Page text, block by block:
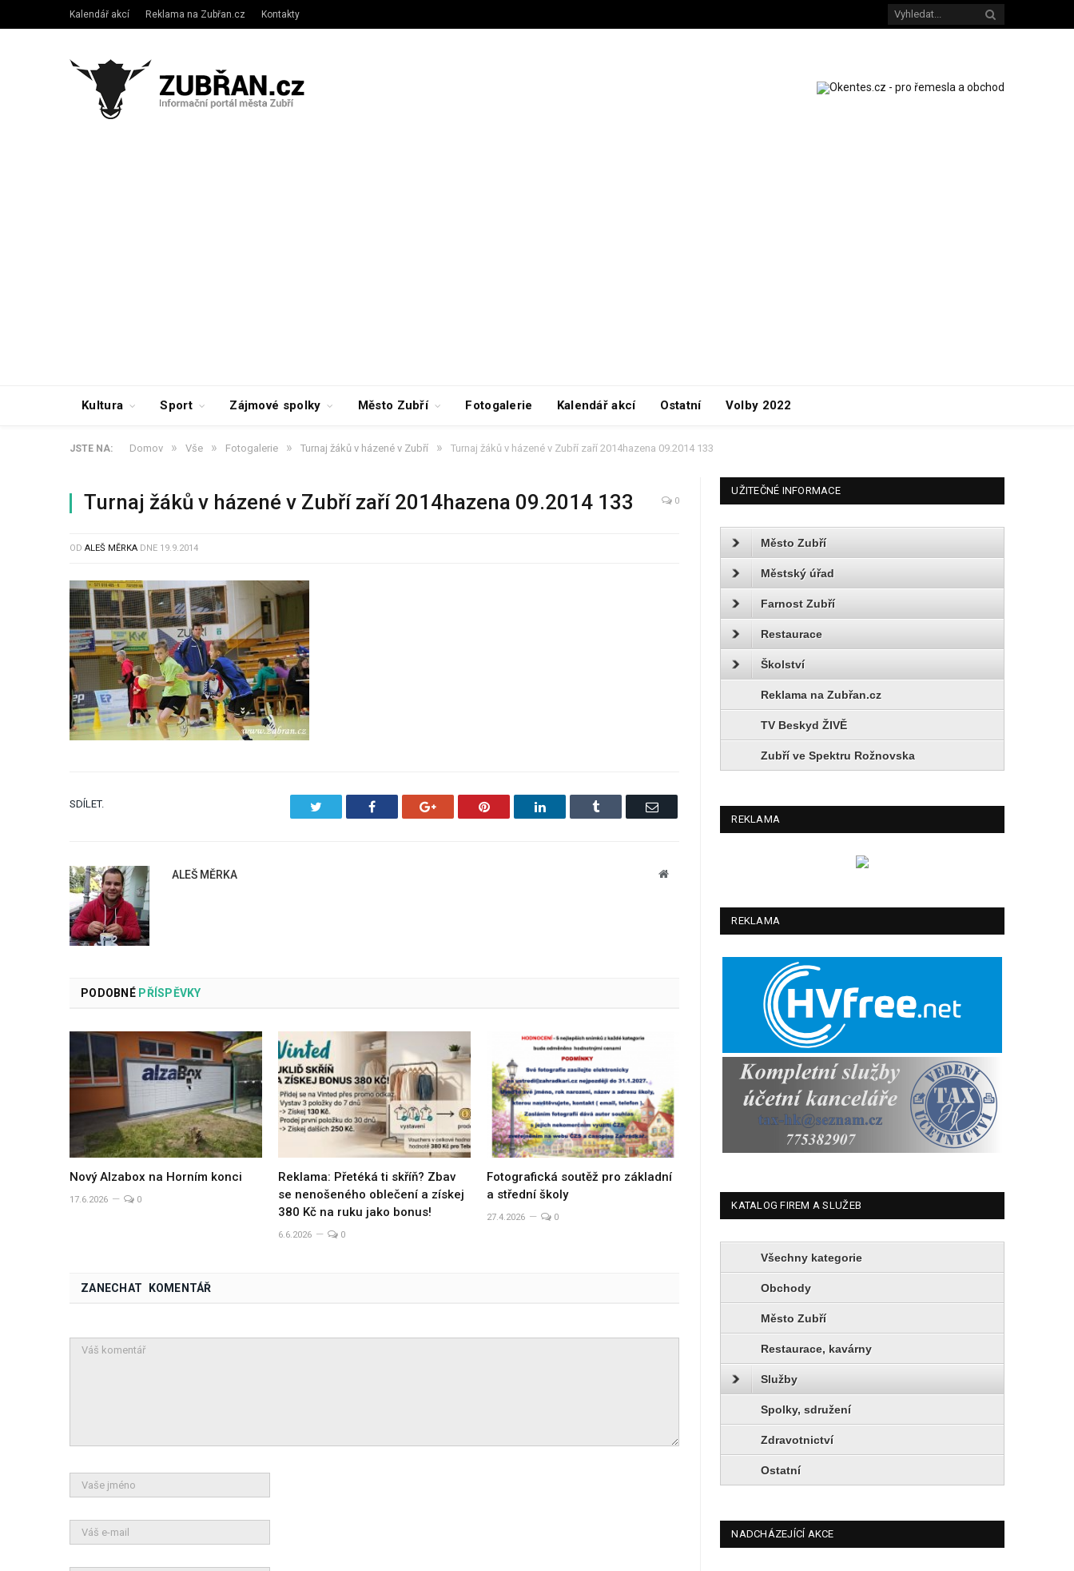
Kalendář akcí Reklama na Zubřan.cz Kontakty
Kultura Sport Zájmové spolky Město Zubří Fotogalerie Kalendář akcí Ostatní Volby 2022
JSTE NA: Domov » Vše » Fotogalerie » Turnaj žáků v házené v Zubří » Turnaj žáků v házené v Zubří zaří 2014hazena 09.2014 133
Turnaj žáků v házené v Zubří zaří 2014hazena 09.2014 133 0
OD ALEŠ MĚRKA DNE 19.9.2014
SDÍLET. Facebook Google+ Pinterest LinkedIn Tumblr Email
ALEŠ MĚRKA Website
PODOBNÉPŘÍSPĚVKY
Nový Alzabox na Horním konci
17.6.2026 0
Reklama: Přetéká ti skříň? Zbav
se nenošeného oblečení a získej
380 Kč na ruku jako bonus!
6.6.2026 0
Fotografická soutěž pro základní
a střední školy
27.4.2026 0
ZANECHAT KOMENTÁŘ
UŽITEČNÉ INFORMACE
Město Zubří
Městský úřad
Farnost Zubří
Restaurace
Školství
Reklama na Zubřan.cz
TV Beskyd ŽIVĚ
Zubří ve Spektru Rožnovska
REKLAMA
REKLAMA
KATALOG FIREM A SLUŽEB
Všechny kategorie
Obchody
Město Zubří
Restaurace, kavárny
Služby
Spolky, sdružení
Zdravotnictví
Ostatní
NADCHÁZEJÍCÍ AKCE